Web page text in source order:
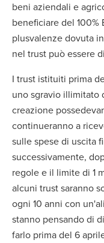
beni aziendali e
beneficiare del 100%
plusvalenze dovuta
nel trust può essere
I trust istituiti prima
uno sgravio illimitato
creazione
continueranno a
sulle spese di uscita
successivamente,
regole e il limite di 1
alcuni trust saranno
ogni 10 anni con
stanno pensando di
farlo prima del 6